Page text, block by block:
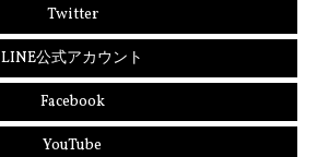
Twitter
LINE公式アカウント
Facebook
YouTube